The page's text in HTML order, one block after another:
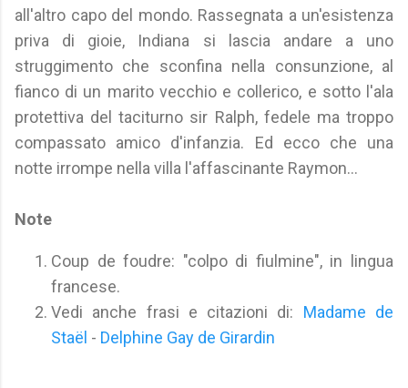
all'altro capo del mondo. Rassegnata a un'esistenza
priva di gioie, Indiana si lascia andare a uno
struggimento che sconfina nella consunzione, al
fianco di un marito vecchio e collerico, e sotto l'ala
protettiva del taciturno sir Ralph, fedele ma troppo
compassato amico d'infanzia. Ed ecco che una
notte irrompe nella villa l'affascinante Raymon...
Note
Coup de foudre: "colpo di fiulmine", in lingua
francese.
Vedi anche frasi e citazioni di: Madame de
Staël - Delphine Gay de Girardin